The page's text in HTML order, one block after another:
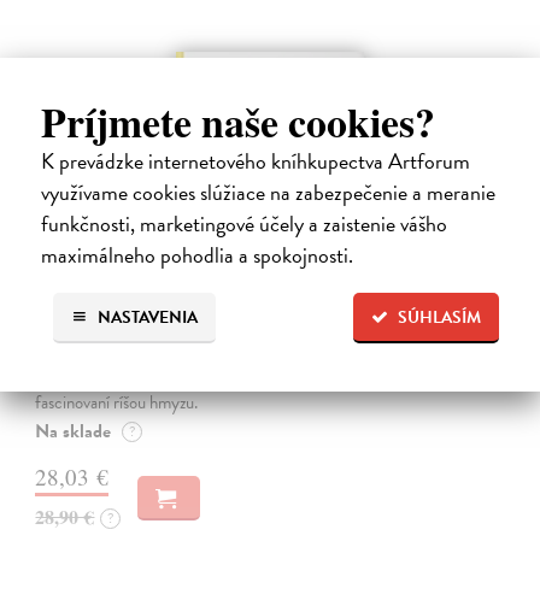
Príjmete naše cookies?
K prevádzke internetového kníhkupectva Artforum
využívame cookies slúžiace na zabezpečenie a meranie
funkčnosti, marketingové účely a zaistenie vášho
maximálneho pohodlia a spokojnosti.
SÚHLASÍM
NASTAVENIA
Alica a hmyz
fascinovaní ríšou hmyzu.
Na sklade ?
28,03 €
28,90 € ?